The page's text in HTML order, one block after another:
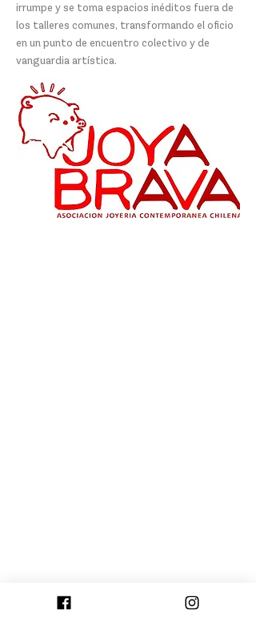
irrumpe y se toma espacios inéditos fuera de
los talleres comunes, transformando el oficio
en un punto de encuentro colectivo y de
vanguardia artística.